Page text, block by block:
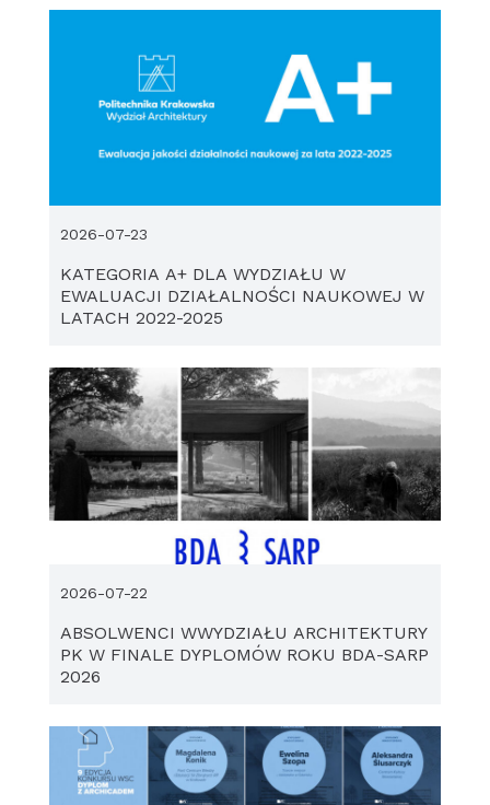
KATEGORIA A+ DLA WYDZIAŁU W
EWALUACJI DZIAŁALNOŚCI NAUKOWEJ W
LATACH 2022-2025
2026-07-23
ABSOLWENCI WWYDZIAŁU ARCHITEKTURY
PK W FINALE DYPLOMÓW ROKU BDA-SARP
2026
2026-07-22